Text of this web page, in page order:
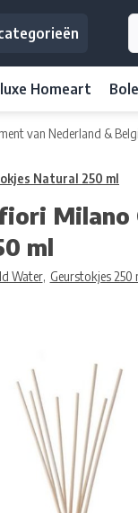
Homeart
van Nederland &
Natural 250 ml
Milano
ml
Water, Geurstokjes 250